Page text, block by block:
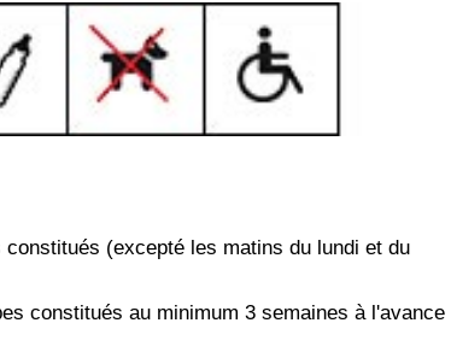
(excepté les matins du lundi et du
constitués au minimum 3 semaines à l'avance